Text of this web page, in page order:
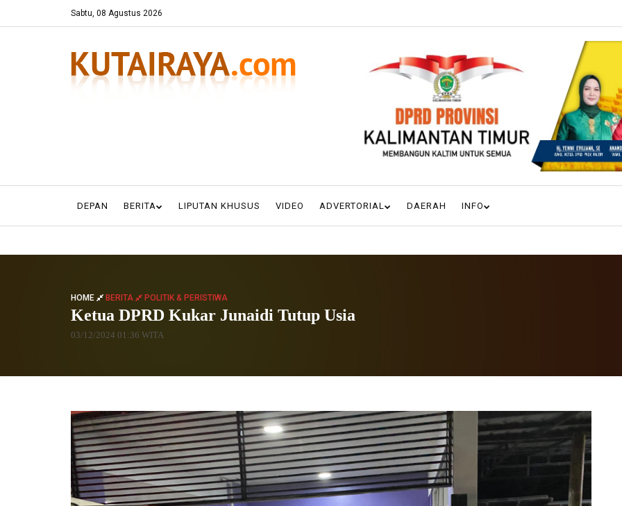
Sabtu, 08 Agustus 2026
DEPAN BERITA LIPUTAN KHUSUS VIDEO ADVERTORIAL DAERAH INFO
HOME BERITA POLITIK & PERISTIWA
Ketua DPRD Kukar Junaidi Tutup Usia
03/12/2024 01:36 WITA